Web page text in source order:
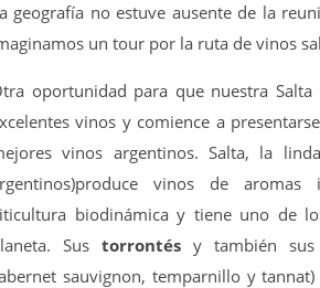
geografía no estuve ausente de la
un tour por la ruta de vinos
oportunidad para que nuestra
vinos y comience a
vinos argentinos. Salta, la
vinos de aromas
biodinámica y tiene uno de
Sus torrontés y también sus
sauvignon, temparnillo y